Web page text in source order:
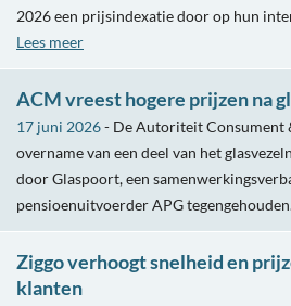
2026 een prijsindexatie door op hun
Lees meer
ACM vreest hogere prijzen na
17 juni 2026- De Autoriteit Consument
overname van een deel van het
door Glaspoort, een
pensioenuitvoerder APG
Ziggo verhoogt snelheid en
klanten